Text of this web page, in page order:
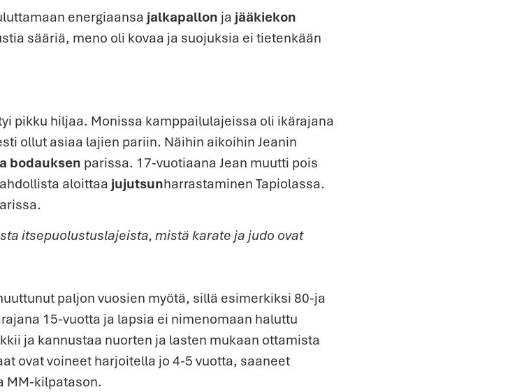
energiaansa jalkapallon ja jääkiekon
sääriä, meno oli kovaa ja suojuksia ei tietenkään
pikku hiljaa. Monissa kamppailulajeissa oli ikärajana
ollut asiaa lajien pariin. Näihin aikoihin Jeanin
bodauksen parissa. 17-vuotiaana Jean muutti pois
aloittaa jujutsunharrastaminen Tapiolassa.
itsepuolustuslajeista, mistä karate ja judo ovat
paljon vuosien myötä, sillä esimerkiksi 80-ja
15-vuotta ja lapsia ei nimenomaan haluttu
ja kannustaa nuorten ja lasten mukaan ottamista
ovat voineet harjoitella jo 4-5 vuotta, saaneet
MM-kilpatason.